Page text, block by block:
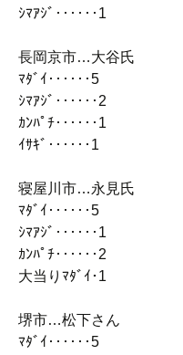
ｼﾏｱｼﾞ‥‥‥1
長岡京市…大谷氏
ﾏﾀﾞｲ‥‥‥5
ｼﾏｱｼﾞ‥‥‥2
ｶﾝﾊﾟﾁ‥‥‥1
ｲｻｷﾞ‥‥‥1
寝屋川市…永見氏
ﾏﾀﾞｲ‥‥‥5
ｼﾏｱｼﾞ‥‥‥1
ｶﾝﾊﾟﾁ‥‥‥2
大当りﾏﾀﾞｲ･1
堺市…松下さん
ﾏﾀﾞｲ‥‥‥5